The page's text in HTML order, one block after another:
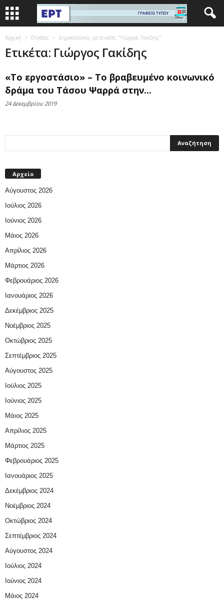
Αρχική Ετικέτες Δημοσιεύσεις με ετικέτες "Γιώργος Γακίδης"
Ετικέτα: Γιώργος Γακίδης
«Το εργοστάσιο» – Το βραβευμένο κοινωνικό
δράμα του Τάσου Ψαρρά στην...
24 Δεκεμβρίου 2019
Αρχείο
Αύγουστος 2026
Ιούλιος 2026
Ιούνιος 2026
Μάιος 2026
Απρίλιος 2026
Μάρτιος 2026
Φεβρουάριος 2026
Ιανουάριος 2026
Δεκέμβριος 2025
Νοέμβριος 2025
Οκτώβριος 2025
Σεπτέμβριος 2025
Αύγουστος 2025
Ιούλιος 2025
Ιούνιος 2025
Μάιος 2025
Απρίλιος 2025
Μάρτιος 2025
Φεβρουάριος 2025
Ιανουάριος 2025
Δεκέμβριος 2024
Νοέμβριος 2024
Οκτώβριος 2024
Σεπτέμβριος 2024
Αύγουστος 2024
Ιούλιος 2024
Ιούνιος 2024
Μάιος 2024